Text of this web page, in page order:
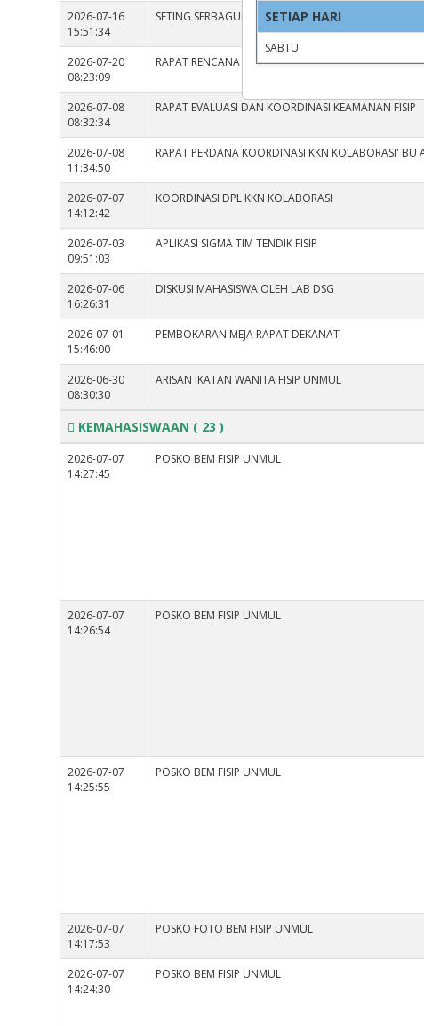
2026-07-16
15:51:34
SETING SERBAGUNA UTK PEMILIHAN SENAT
2026-07-20
08:23:09
RAPAT RENCANA PENERIMAAN TAMU BUPATI DAN
2026-07-08
08:32:34
RAPAT EVALUASI DAN KOORDINASI KEAMANAN FISIP
2026-07-08
11:34:50
RAPAT PERDANA KOORDINASI KKN KOLABORASI' BU
2026-07-07
14:12:42
KOORDINASI DPL KKN KOLABORASI
2026-07-03
09:51:03
APLIKASI SIGMA TIM TENDIK FISIP
2026-07-06
16:26:31
DISKUSI MAHASISWA OLEH LAB DSG
2026-07-01
15:46:00
PEMBOKARAN MEJA RAPAT DEKANAT
2026-06-30
08:30:30
ARISAN IKATAN WANITA FISIP UNMUL
KEMAHASISWAAN ( 23 )
2026-07-07
14:27:45
POSKO BEM FISIP UNMUL
2026-07-07
14:26:54
POSKO BEM FISIP UNMUL
2026-07-07
14:25:55
POSKO BEM FISIP UNMUL
2026-07-07
14:17:53
POSKO FOTO BEM FISIP UNMUL
2026-07-07
14:24:30
POSKO BEM FISIP UNMUL
SETIAP HARI
SABTU